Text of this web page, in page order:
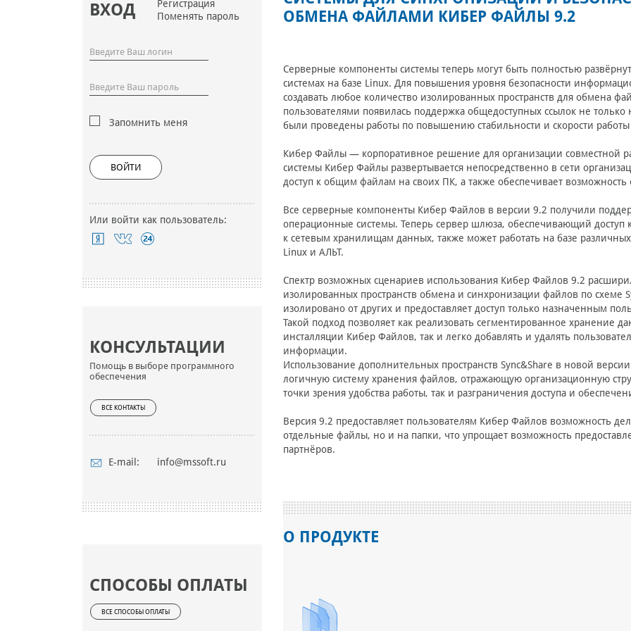
ВХОД
Регистрация
Поменять пароль
Запомнить меня
ВОЙТИ
Или войти как пользователь:
КОНСУЛЬТАЦИИ
Помощь в выборе программного
обеспечения
ВСЕ КОНТАКТЫ
E-mail: info@mssoft.ru
СПОСОБЫ ОПЛАТЫ
ВСЕ СПОСОБЫ ОПЛАТЫ
ОБМЕНА ФАЙЛАМИ КИБЕР ФАЙЛЫ 9.2
Серверные компоненты системы теперь могут быть полностью
системах на базе Linux. Для повышения уровня безопасности
создавать любое количество изолированных пространств для обмена
пользователями появилась поддержка общедоступных ссылок не
были проведены работы по повышению стабильности и скорости
Кибер Файлы — корпоративное решение для организации совместной
системы Кибер Файлы развертывается непосредственно в сети
доступ к общим файлам на своих ПК, а также обеспечивает
Все серверные компоненты Кибер Файлов в версии 9.2 получили
операционные системы. Теперь сервер шлюза, обеспечивающий доступ
к сетевым хранилищам данных, также может работать на базе
Linux и АЛЬТ.
Спектр возможных сценариев использования Кибер Файлов 9.2
изолированных пространств обмена и синхронизации файлов по схеме
изолировано от других и предоставляет доступ только назначенным
Такой подход позволяет как реализовать сегментированное хранение
инсталляции Кибер Файлов, так и легко добавлять и удалять
информации.
Использование дополнительных пространств Sync&Share в новой
логичную систему хранения файлов, отражающую организационную
точки зрения удобства работы, так и разграничения доступа и
Версия 9.2 предоставляет пользователям Кибер Файлов возможность
отдельные файлы, но и на папки, что упрощает возможность
партнёров.
О ПРОДУКТЕ